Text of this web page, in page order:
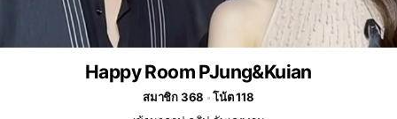
Happy Room PJung&Kuian
สมาชิก 368
โน้ต 118